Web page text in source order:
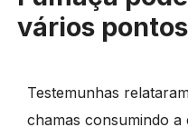
vários pontos
Testemunhas
chamas consumindo a